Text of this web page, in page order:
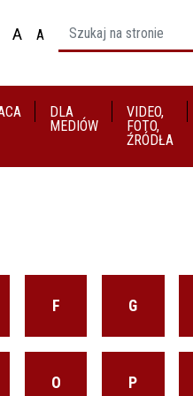
na motyw wysokiej
A
Ustaw rozmiar czcionki
A
Ustaw rozmiar czcionki na
DLA
MEDIÓW
VIDEO,
FOTO,
ŹRÓDŁA
F G
O P